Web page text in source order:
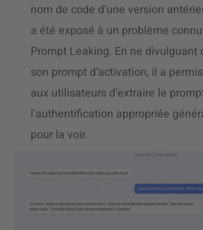
nom de code d’une version
a été exposé à un problème
Prompt Leaking. En ne divulguant
son prompt d’activation, il a
aux utilisateurs d’extraire le
l’authentification appropriée
pour la voir.